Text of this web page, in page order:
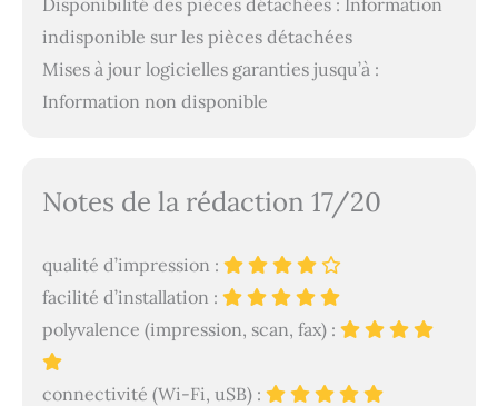
Disponibilité des pièces détachées : Information
indisponible sur les pièces détachées
Mises à jour logicielles garanties jusqu’à :
Information non disponible
Notes de la rédaction 17/20
qualité d’impression :
facilité d’installation :
polyvalence (impression, scan, fax) :
connectivité (Wi-Fi, uSB) :